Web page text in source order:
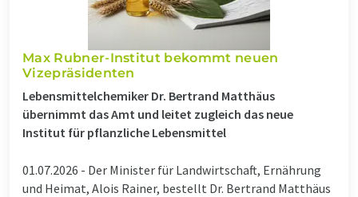
Max Rubner-Institut bekommt neuen
Vizepräsidenten
Lebensmittelchemiker Dr. Bertrand Matthäus
übernimmt das Amt und leitet zugleich das neue
Institut für pflanzliche Lebensmittel
01.07.2026 - Der Minister für Landwirtschaft, Ernährung
und Heimat, Alois Rainer, bestellt Dr. Bertrand Matthäus